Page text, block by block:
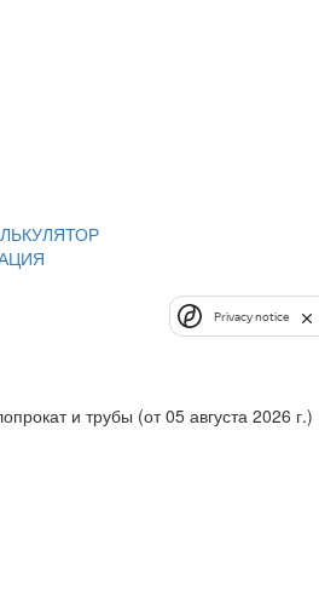
и трубы (от 05 августа 2026 г.)
Privacy notice